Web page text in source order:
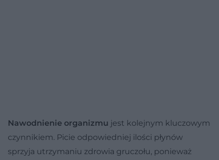
Nawodnienie organizmu jest kolejnym kluczowym
czynnikiem. Picie odpowiedniej ilości płynów
sprzyja utrzymaniu zdrowia gruczołu, ponieważ